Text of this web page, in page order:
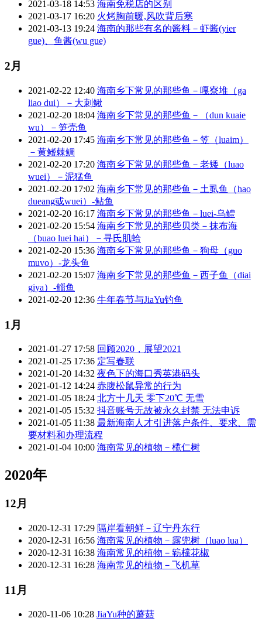
2021-03-18 14:53 海南免税店的区别
2021-03-17 16:20 火烤胸前暖,风吹背后寒
2021-03-13 19:24 海南的那些有名的酱料－虾酱(yier
gue)、鱼酱(wu gue)
2月
2021-02-22 12:40 海南乡下常见的那些鱼－嘎寮堆（ga
liao dui）－大刺鳅
2021-02-20 18:04 海南乡下常见的那些鱼－（dun kuaie
wu）－笋壳鱼
2021-02-20 17:45 海南乡下常见的那些鱼－笠（luaim）
－黄鳍棘鲷
2021-02-20 17:20 海南乡下常见的那些鱼－老矮（luao
wuei）－泥猛鱼
2021-02-20 17:02 海南乡下常见的那些鱼－土虱鱼（hao
dueang或wuei）-鲇鱼
2021-02-20 16:17 海南乡下常见的那些鱼－luei-乌鳢
2021-02-20 15:54 海南乡下常见的那些贝类－抹布海
（buao luei hai）－寻氏肌蛤
2021-02-20 15:36 海南乡下常见的那些鱼－狗母（guo
muvo）-龙头鱼
2021-02-20 15:07 海南乡下常见的那些鱼－西子鱼（diai
giya）-鲻鱼
2021-02-20 12:36 牛年春节与JiaYu钓鱼
1月
2021-01-27 17:58 回顾2020，展望2021
2021-01-25 17:36 定写春联
2021-01-20 14:32 夜色下的海口秀英港码头
2021-01-12 14:24 赤腹松鼠异常的行为
2021-01-05 18:24 北方十几天 零下20℃ 无雪
2021-01-05 15:32 抖音账号无故被永久封禁 无法申诉
2021-01-05 11:38 最新海南人才引进落户条件、要求、需
要材料和办理流程
2021-01-04 10:00 海南常见的植物－榄仁树
2020年
12月
2020-12-31 17:29 隔岸看朝鲜－辽宁丹东行
2020-12-31 16:56 海南常见的植物－露兜树（luao lua）
2020-12-31 16:38 海南常见的植物－簕欓花椒
2020-12-31 16:28 海南常见的植物－飞机草
11月
2020-11-06 10:28 JiaYu种的蘑菇